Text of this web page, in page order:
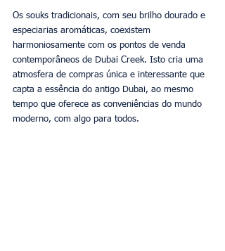
Os souks tradicionais, com seu brilho dourado e
especiarias aromáticas, coexistem
harmoniosamente com os pontos de venda
contemporâneos de Dubai Creek. Isto cria uma
atmosfera de compras única e interessante que
capta a essência do antigo Dubai, ao mesmo
tempo que oferece as conveniências do mundo
moderno, com algo para todos.